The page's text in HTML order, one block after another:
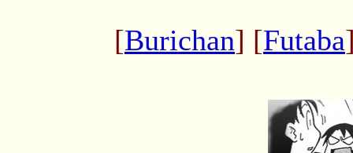
[Burichan] [Futaba